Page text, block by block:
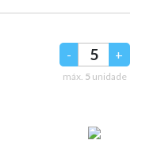
- +
máx. 5 unidade